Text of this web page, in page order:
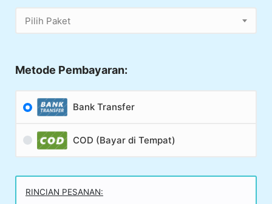
Pilih Paket
Metode Pembayaran:
Bank Transfer
COD (Bayar di Tempat)
RINCIAN PESANAN: